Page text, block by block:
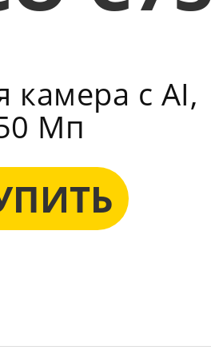
камера с AI,
Мп